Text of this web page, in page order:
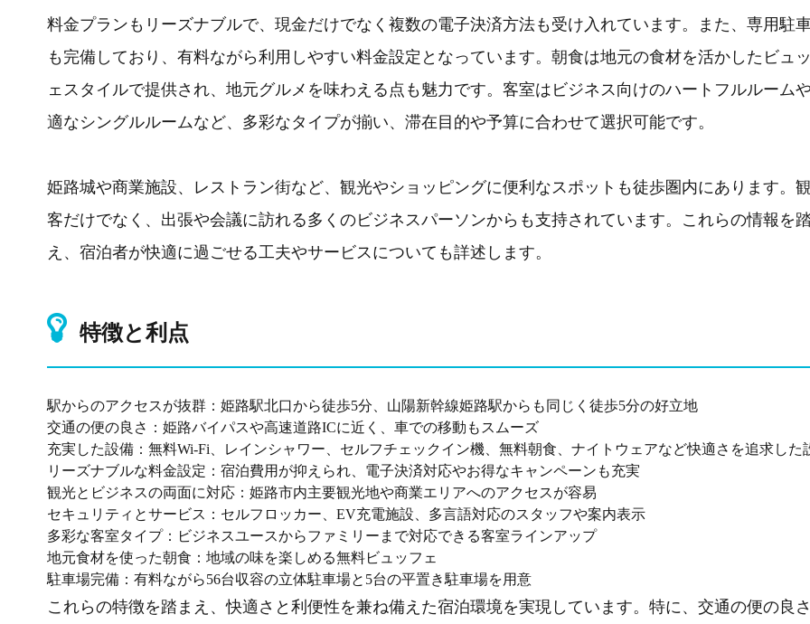
料金プランもリーズナブルで、現金だけでなく複数の電子決済方法も受け入れています。また、専用駐
も完備しており、有料ながら利用しやすい料金設定となっています。朝食は地元の食材を活かしたビュ
ェスタイルで提供され、地元グルメを味わえる点も魅力です。客室はビジネス向けのハートフルルーム
適なシングルルームなど、多彩なタイプが揃い、滞在目的や予算に合わせて選択可能です。
姫路城や商業施設、レストラン街など、観光やショッピングに便利なスポットも徒歩圏内にあります。
客だけでなく、出張や会議に訪れる多くのビジネスパーソンからも支持されています。これらの情報を
え、宿泊者が快適に過ごせる工夫やサービスについても詳述します。
特徴と利点
駅からのアクセスが抜群：姫路駅北口から徒歩5分、山陽新幹線姫路駅からも同じく徒歩5分の好立地
交通の便の良さ：姫路バイパスや高速道路ICに近く、車での移動もスムーズ
充実した設備：無料Wi-Fi、レインシャワー、セルフチェックイン機、無料朝食、ナイトウェアなど快適さを追求した
リーズナブルな料金設定：宿泊費用が抑えられ、電子決済対応やお得なキャンペーンも充実
観光とビジネスの両面に対応：姫路市内主要観光地や商業エリアへのアクセスが容易
セキュリティとサービス：セルフロッカー、EV充電施設、多言語対応のスタッフや案内表示
多彩な客室タイプ：ビジネスユースからファミリーまで対応できる客室ラインアップ
地元食材を使った朝食：地域の味を楽しめる無料ビュッフェ
駐車場完備：有料ながら56台収容の立体駐車場と5台の平置き駐車場を用意
これらの特徴を踏まえ、快適さと利便性を兼ね備えた宿泊環境を実現しています。特に、交通の便の良